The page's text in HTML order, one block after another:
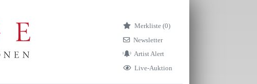
Merkliste (0)
Newsletter
Artist Alert
Live-Auktion